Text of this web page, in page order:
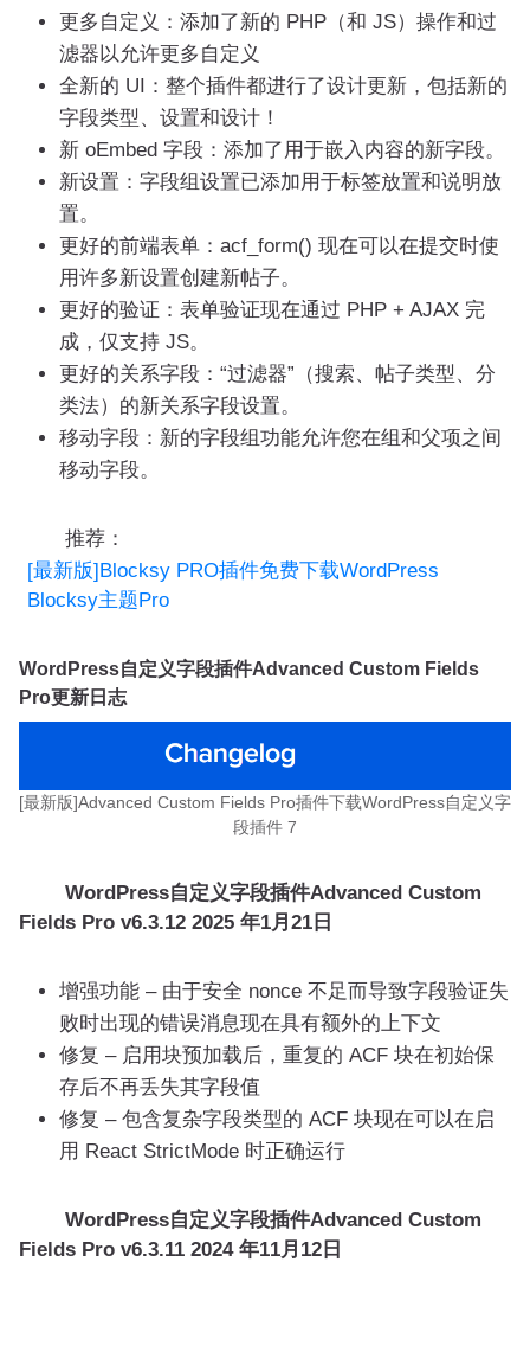
更多自定义：添加了新的 PHP（和 JS）操作和过
滤器以允许更多自定义
全新的 UI：整个插件都进行了设计更新，包括新的
字段类型、设置和设计！
新 oEmbed 字段：添加了用于嵌入内容的新字段。
新设置：字段组设置已添加用于标签放置和说明放
置。
更好的前端表单：acf_form() 现在可以在提交时使
用许多新设置创建新帖子。
更好的验证：表单验证现在通过 PHP + AJAX 完
成，仅支持 JS。
更好的关系字段：“过滤器”（搜索、帖子类型、分
类法）的新关系字段设置。
移动字段：新的字段组功能允许您在组和父项之间
移动字段。
推荐：
[最新版]Blocksy PRO插件免费下载WordPress
Blocksy主题Pro
WordPress自定义字段插件Advanced Custom Fields
Pro更新日志
[最新版]Advanced Custom Fields Pro插件下载WordPress自定义字
段插件 7
WordPress自定义字段插件Advanced Custom
Fields Pro v6.3.12 2025 年1月21日
增强功能 – 由于安全 nonce 不足而导致字段验证失
败时出现的错误消息现在具有额外的上下文
修复 – 启用块预加载后，重复的 ACF 块在初始保
存后不再丢失其字段值
修复 – 包含复杂字段类型的 ACF 块现在可以在启
用 React StrictMode 时正确运行
WordPress自定义字段插件Advanced Custom
Fields Pro v6.3.11 2024 年11月12日